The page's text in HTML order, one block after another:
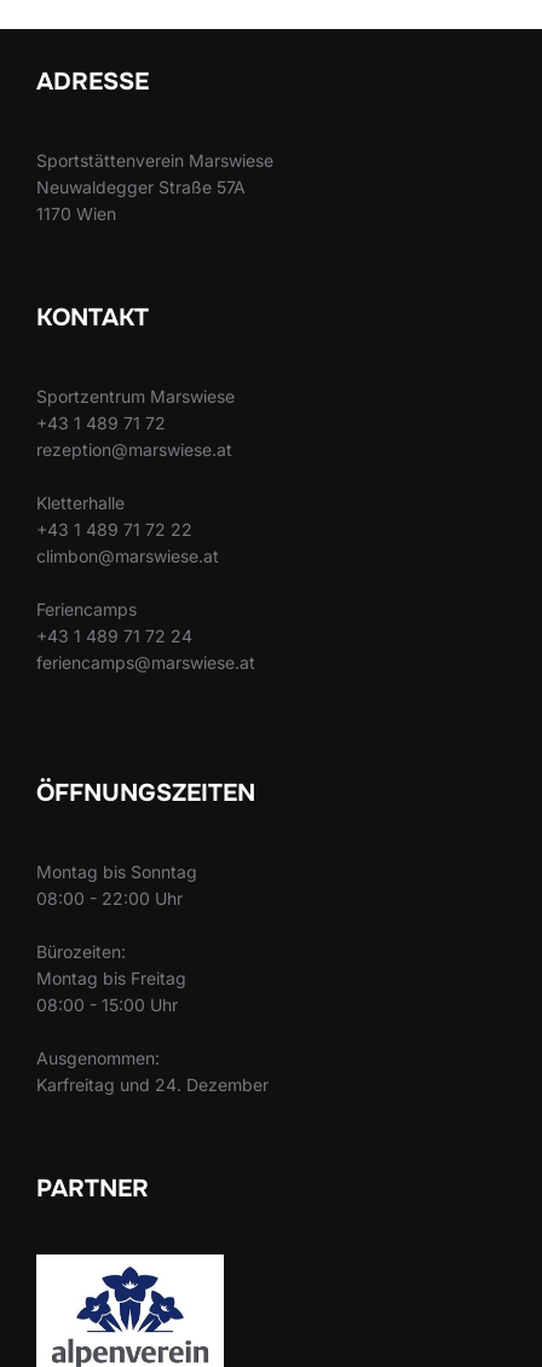
ADRESSE
Sportstättenverein Marswiese
Neuwaldegger Straße 57A
1170 Wien
KONTAKT
Sportzentrum Marswiese
+43 1 489 71 72
rezeption@marswiese.at
Kletterhalle
+43 1 489 71 72 22
climbon@marswiese.at
Feriencamps
+43 1 489 71 72 24
feriencamps@marswiese.at
ÖFFNUNGSZEITEN
Montag bis Sonntag
08:00 - 22:00 Uhr
Bürozeiten:
Montag bis Freitag
08:00 - 15:00 Uhr
Ausgenommen:
Karfreitag und 24. Dezember
PARTNER